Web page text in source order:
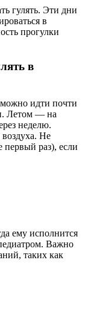
гулять. Эти дни
в
прогулки
в
идти почти
Летом — на
неделю.
Не
первый раз), если
ему исполнится
Важно
таких как